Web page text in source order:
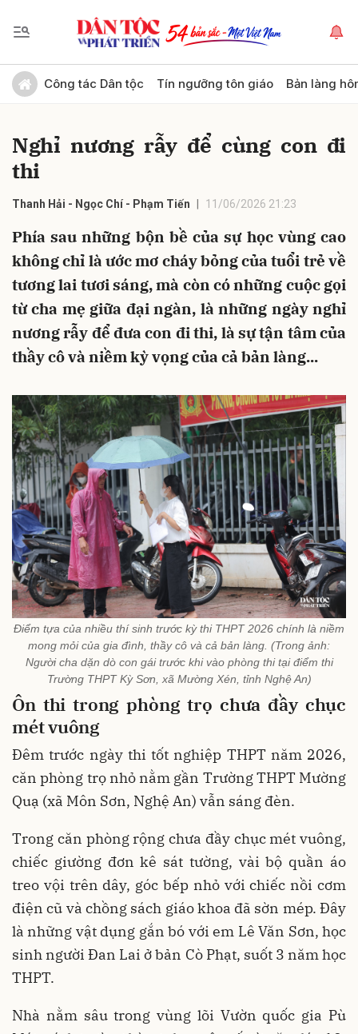
Công tác Dân tộc Tín ngưỡng tôn giáo Bản làng
Nghỉ nương rẫy để cùng con đi
thi
Thanh Hải - Ngọc Chí - Phạm Tiến 11/06/2026 21:23
Phía sau những bộn bề của sự học vùng cao
không chỉ là ước mơ cháy bỏng của tuổi trẻ về
tương lai tươi sáng, mà còn có những cuộc gọi
từ cha mẹ giữa đại ngàn, là những ngày nghỉ
nương rẫy để đưa con đi thi, là sự tận tâm của
thầy cô và niềm kỳ vọng của cả bản làng...
Điểm tựa của nhiều thí sinh trước kỳ thi THPT 2026 chính là niềm
mong mỏi của gia đình, thầy cô và cả bản làng. (Trong ảnh:
Người cha dặn dò con gái trước khi vào phòng thi tại điểm thi
Trường THPT Kỳ Sơn, xã Mường Xén, tỉnh Nghệ An)
Ôn thi trong phòng trọ chưa đầy chục
mét vuông
Đêm trước ngày thi tốt nghiệp THPT năm 2026,
căn phòng trọ nhỏ nằm gần Trường THPT Mường
Quạ (xã Môn Sơn, Nghệ An) vẫn sáng đèn.
Trong căn phòng rộng chưa đầy chục mét vuông,
chiếc giường đơn kê sát tường, vài bộ quần áo
treo vội trên dây, góc bếp nhỏ với chiếc nồi cơm
điện cũ và chồng sách giáo khoa đã sờn mép. Đây
là những vật dụng gắn bó với em Lê Văn Sơn, học
sinh người Đan Lai ở bản Cò Phạt, suốt 3 năm học
THPT.
Nhà nằm sâu trong vùng lõi Vườn quốc gia Pù
Gửi bình luận
Hủy Gửi